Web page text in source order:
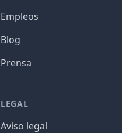
Empleos
Blog
Prensa
LEGAL
Aviso legal